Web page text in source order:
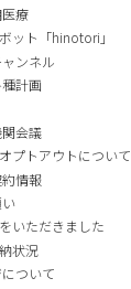
療
ット「hinotori」
ンネル
計画
会議
プトアウトについて
情報
いただきました
状況
ついて